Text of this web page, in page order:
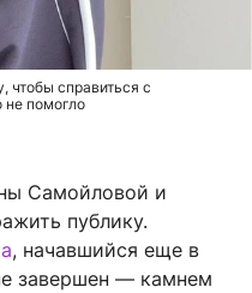
чтобы справиться с
не помогло
Самойловой и
публику.
, начавшийся еще в
завершен — камнем